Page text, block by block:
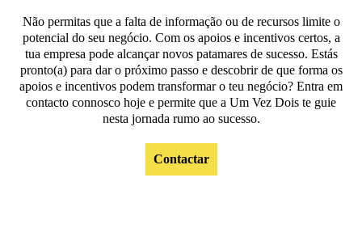
Não permitas que a falta de informação ou de recursos limite o
potencial do seu negócio. Com os apoios e incentivos certos, a
tua empresa pode alcançar novos patamares de sucesso. Estás
pronto(a) para dar o próximo passo e descobrir de que forma os
apoios e incentivos podem transformar o teu negócio? Entra em
contacto connosco hoje e permite que a Um Vez Dois te guie
nesta jornada rumo ao sucesso.
Contactar